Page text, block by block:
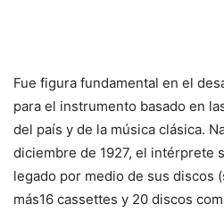
Fue figura fundamental en el
para el instrumento basado en
del país y de la música clásica.
diciembre de 1927, el intérprete
legado por medio de sus discos
más16 cassettes y 20 discos